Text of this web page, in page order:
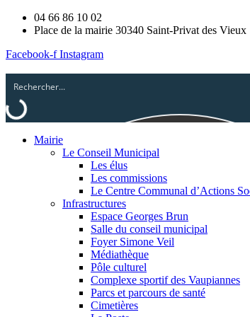
04 66 86 10 02
Place de la mairie 30340 Saint-Privat des Vieux
Facebook-f Instagram
Mairie
Le Conseil Municipal
Les élus
Les commissions
Le Centre Communal d’Actions
Infrastructures
Espace Georges Brun
Salle du conseil municipal
Foyer Simone Veil
Médiathèque
Pôle culturel
Complexe sportif des Vaupiannes
Parcs et parcours de santé
Cimetières